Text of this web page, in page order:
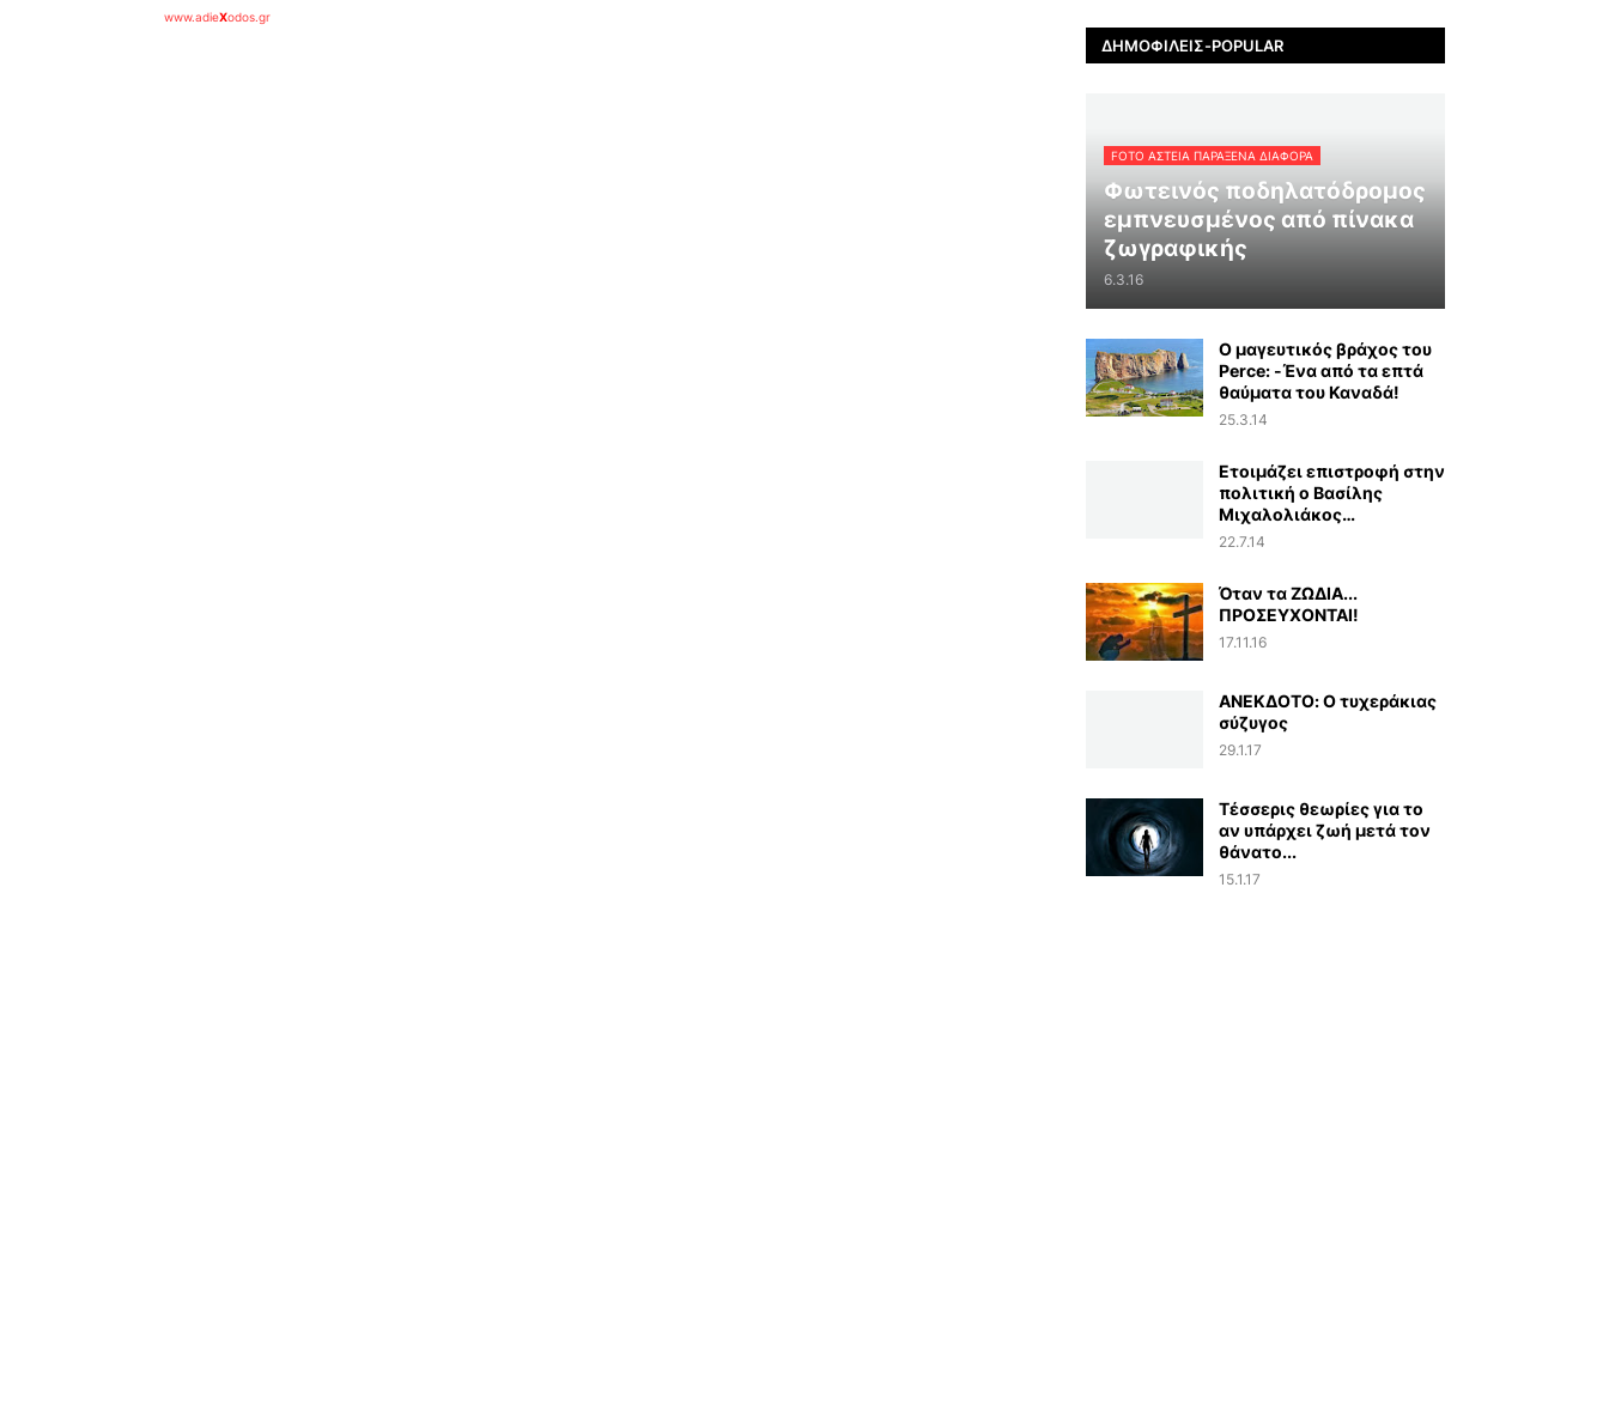
www.adieXodos.gr
ΔΗΜΟΦΙΛΕΊΣ-POPULAR
FOTO ΑΣΤΕΙΑ ΠΑΡΑΞΕΝΑ ΔΙΑΦΟΡΑ
Φωτεινός ποδηλατόδρομος
εμπνευσμένος από πίνακα
ζωγραφικής
6.3.16
Ο μαγευτικός βράχος του
Perce: -Ένα από τα επτά
θαύματα του Καναδά!
25.3.14
Ετοιμάζει επιστροφή στην
πολιτική ο Βασίλης
Μιχαλολιάκος…
22.7.14
Όταν τα ΖΩΔΙΑ...
ΠΡΟΣΕΥΧΟΝΤΑΙ!
17.11.16
ΑΝΕΚΔΟΤΟ: Ο τυχεράκιας
σύζυγος
29.1.17
Τέσσερις θεωρίες για το
αν υπάρχει ζωή μετά τον
θάνατο...
15.1.17